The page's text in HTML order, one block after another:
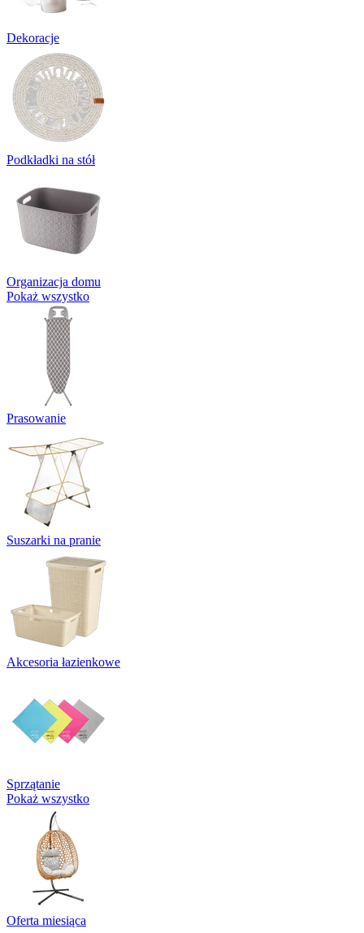
Dekoracje
Podkładki na stół
Organizacja domu
Pokaż wszystko
Prasowanie
Suszarki na pranie
Akcesoria łazienkowe
Sprzątanie
Pokaż wszystko
Oferta miesiąca